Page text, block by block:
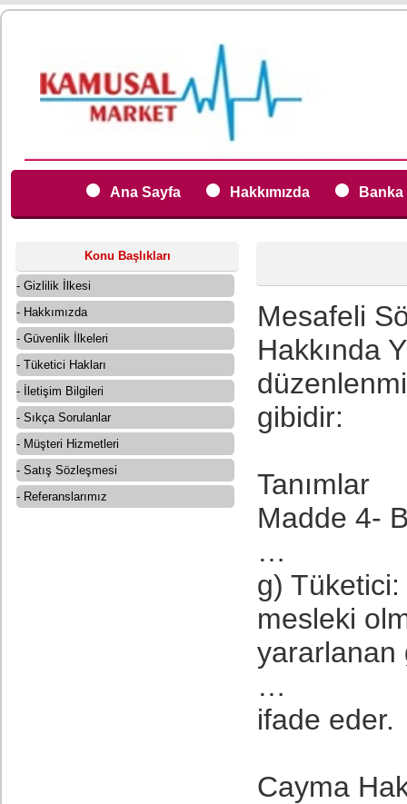
Ana Sayfa Hakkımızda Banka
Konu Başlıkları
- Gizlilik İlkesi
- Hakkımızda
- Güvenlik İlkeleri
- Tüketici Hakları
- İletişim Bilgileri
- Sıkça Sorulanlar
- Müşteri Hizmetleri
- Satış Sözleşmesi
- Referanslarımız
Mesafeli
Hakkında
gibidir:
Tanımlar
Madde 4-
…
g)
mesleki
yararlanan
…
ifade eder.
Cayma